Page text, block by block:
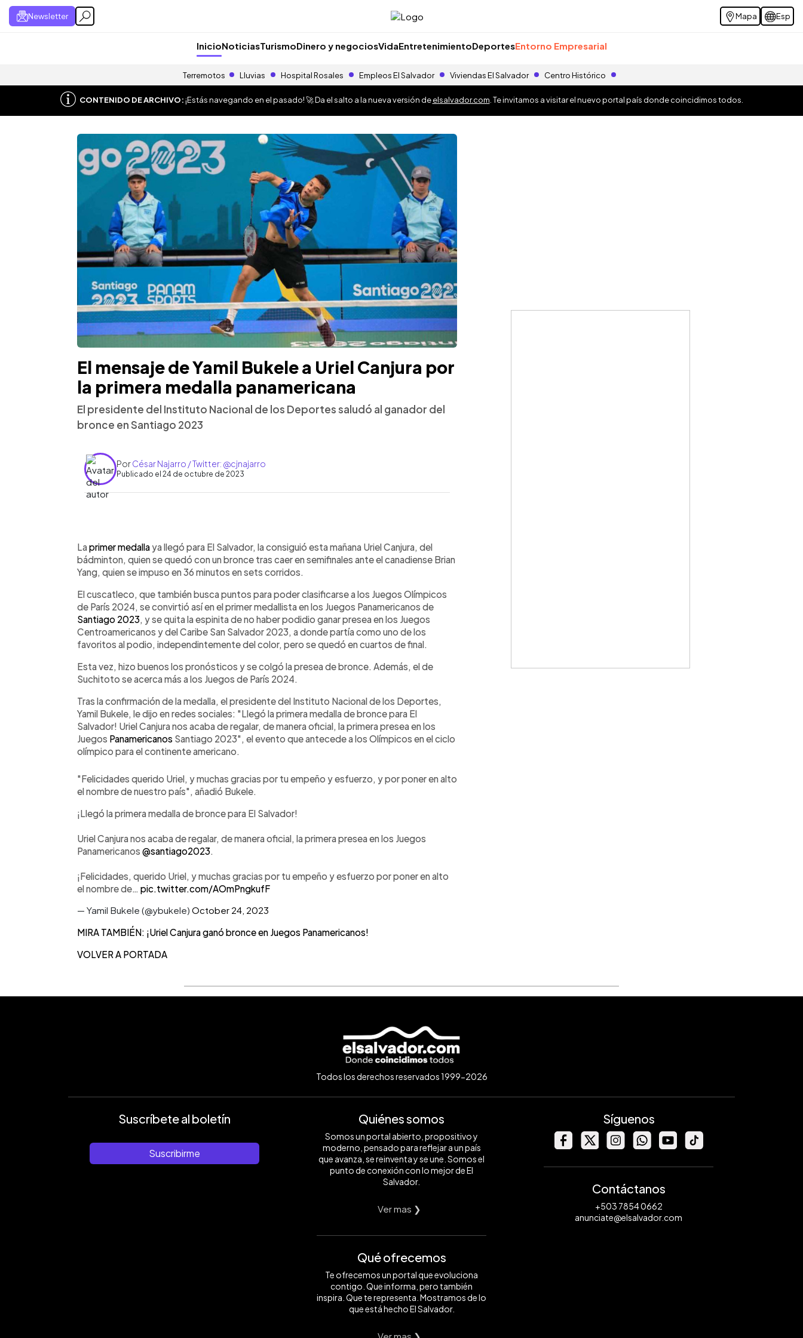
Newsletter Mapa Esp
InicioNoticiasTurismoDinero y negociosVidaEntretenimientoDeportesEntorno Empresarial
Terremotos Lluvias Hospital Rosales Empleos El Salvador Viviendas El Salvador Centro Histórico
CONTENIDO DE ARCHIVO:¡Estás navegando en el pasado! 🚀 Da el salto a la nueva versión deelsalvador.com . Te invitamos a visitar el nuevo portal país donde coincidimos todos.
El mensaje de Yamil Bukele a Uriel Canjura por
la primera medalla panamericana
El presidente del Instituto Nacional de los Deportes saludó al ganador del
bronce en Santiago 2023
PorCésar Najarro / Twitter: @cjnajarro
Publicado el 24 de octubre de 2023
Escuchar artículo
Laprimer medalla ya llegó para El Salvador, la consiguió esta mañana Uriel Canjura, del
bádminton, quien se quedó con un bronce tras caer en semifinales ante el canadiense Brian
Yang, quien se impuso en 36 minutos en sets corridos.
El cuscatleco, que también busca puntos para poder clasificarse a los Juegos Olímpicos
de París 2024, se convirtió así en el primer medallista en los Juegos Panamericanos de
Santiago 2023 , y se quita la espinita de no haber podidio ganar presea en los Juegos
Centroamericanos y del Caribe San Salvador 2023, a donde partía como uno de los
favoritos al podio, independintemente del color, pero se quedó en cuartos de final.
Esta vez, hizo buenos los pronósticos y se colgó la presea de bronce. Además, el de
Suchitoto se acerca más a los Juegos de París 2024.
Tras la confirmación de la medalla, el presidente del Instituto Nacional de los Deportes,
Yamil Bukele, le dijo en redes sociales: "Llegó la primera medalla de bronce para El
Salvador! Uriel Canjura nos acaba de regalar, de manera oficial, la primera presea en los
Juegos Panamericanos Santiago 2023", el evento que antecede a los Olímpicos en el ciclo
olímpico para el continente americano.
"Felicidades querido Uriel, y muchas gracias por tu empeño y esfuerzo, y por poner en alto
el nombre de nuestro país", añadió Bukele.
¡Llegó la primera medalla de bronce para El Salvador!
Uriel Canjura nos acaba de regalar, de manera oficial, la primera presea en los Juegos
Panamericanos @santiago2023
¡Felicidades, querido Uriel, y muchas gracias por tu empeño y esfuerzo por poner en alto
el nombre de… pic.twitter.com/AOmPngkufF
— Yamil Bukele (@ybukele) October 24, 2023
MIRA TAMBIÉN: ¡Uriel Canjura ganó bronce en Juegos Panamericanos!
VOLVER A PORTADA
Todos los derechos reservados 1999-2026
Suscríbete al boletín
Suscribirme
Quiénes somos
Somos un portal abierto, propositivo y
moderno, pensado para reflejar a un país
que avanza, se reinventa y se une. Somos el
punto de conexión con lo mejor de El
Salvador.
Ver mas ❯
Qué ofrecemos
Te ofrecemos un portal que evoluciona
contigo. Que informa, pero también
inspira. Que te representa. Mostramos de lo
que está hecho El Salvador.
Ver mas ❯
Síguenos
Contáctanos
+503 7854 0662
anunciate@elsalvador.com